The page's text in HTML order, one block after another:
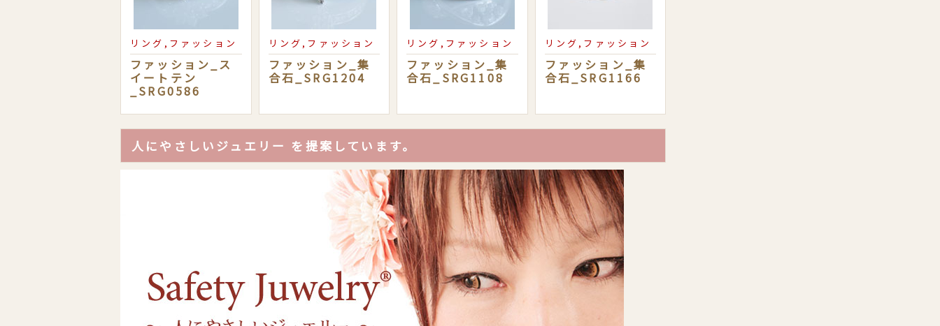
リング,ファッション
ファッション_ス
イートテン
_SRG0586
リング,ファッション
ファッション_集
合石_SRG1204
リング,ファッション
ファッション_集
合石_SRG1108
リング,ファッション
ファッション_集
合石_SRG1166
人にやさしいジュエリー を提案しています。